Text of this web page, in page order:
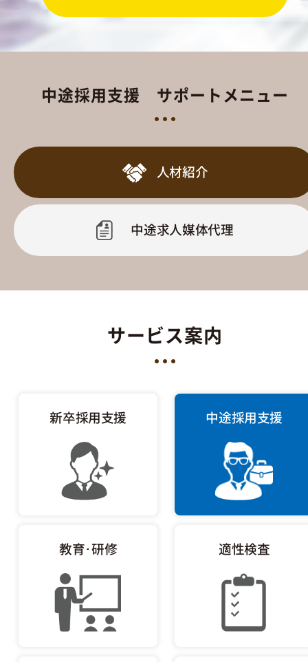
中途採用支援 サポートメニュー
人材紹介
中途求人媒体代理
サービス案内
新卒採用支援 中途採用支援
教育･研修 適性検査